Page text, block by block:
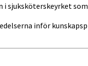
sjuksköterskeyrket
inför